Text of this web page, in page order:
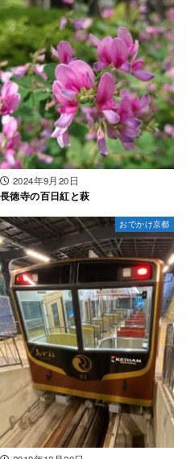
2024年9月20日
長徳寺の百日紅と萩
おでかけ京都